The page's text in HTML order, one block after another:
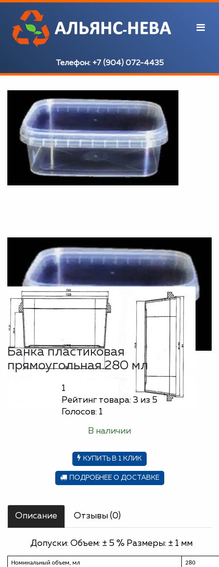
Телефон: +7 (904) 072-4435
Банка пластиковая
прямоугольная 280 мл
1
Рейтинг товара: 3 из 5
Голосов: 1
В наличии
КУПИТЬ В 1 КЛИК
ПОДРОБНЕЕ О ДОСТАВКЕ
Описание Отзывы (0)
Допуски: Объем: ± 5 % Размеры: ± 1 мм
Номинальный объем, мл 280